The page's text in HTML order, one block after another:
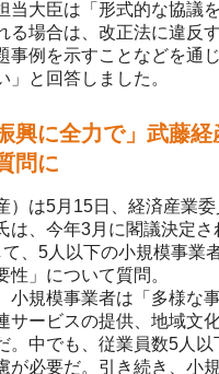
大臣は「形式的な協議
る場合は、改正法に違反
事例を示すことなどを通
と回答しました。
興に全力で」武藤経
問に
は5月15日、経済産業
は、今年3月に閣議決定
、5人以下の小規模事業
」について質問。
規模事業者は「多様な
サービスの提供、地域文
。中でも、従業員数5人
が必要だ。引き続き、小